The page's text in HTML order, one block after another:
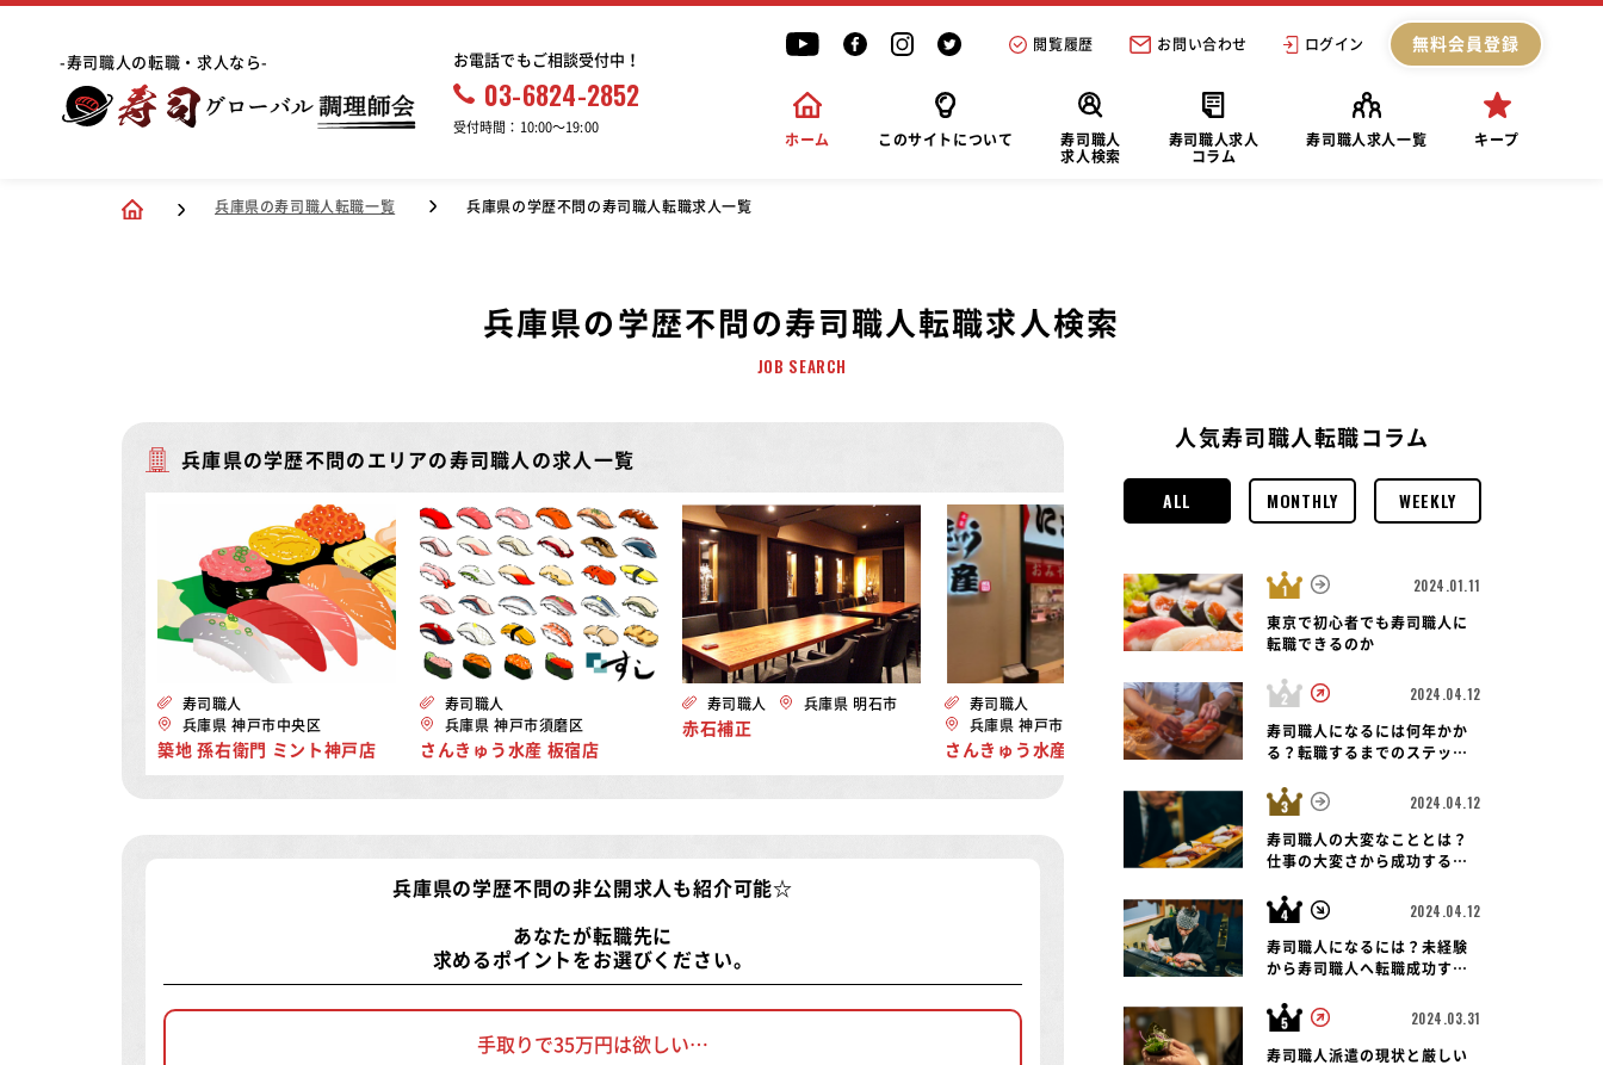
-寿司職人の転職・求人なら- お電話でもご相談受付中！
03-6824-2852
受付時間：10:00〜19:00
閲覧履歴 お問い合わせ ログイン 無料会員登録
ホーム このサイトについて
寿司職人
求人検索
寿司職人求人
コラム
寿司職人求人一覧 キープ
兵庫県の寿司職人転職一覧 兵庫県の学歴不問の寿司職人転職求人一覧
兵庫県の学歴不問の寿司職人転職求人検索
JOB SEARCH
兵庫県の学歴不問のエリアの寿司職人の求人一覧
寿司職人
兵庫県 神戸市中央区
築地 孫右衛門 ミント神戸店
寿司職人
兵庫県 神戸市須磨区
さんきゅう水産 板宿店
寿司職人 兵庫県 明石市
赤石補正
寿司職人
兵庫県 神戸市中央区
さんきゅう水産 JR神戸店
寿司職人 兵庫県 明石市
明石 寿司 菊水鮓
兵庫県の学歴不問の非公開求人 も紹介可能☆
あなたが転職先に
求めるポイントをお選びください。
手取りで35万円は欲しい…
人気寿司職人転職コラム
ALL MONTHLY WEEKLY
2024.01.11
東京で初心者でも寿司職人に
転職できるのか
2024.04.12
寿司職人になるには何年かか
る？転職するまでのステップ
2024.04.12
寿司職人の大変なこととは？
仕事の大変さから成功する転
2024.04.12
寿司職人になるには？未経験
から寿司職人へ転職成功する
2024.03.31
寿司職人派遣の現状と厳しい